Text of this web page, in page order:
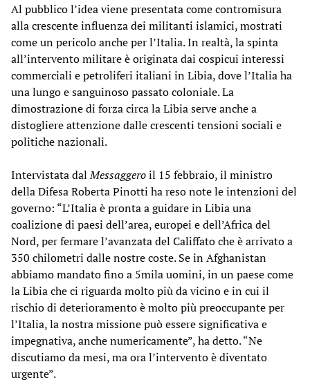
Al pubblico l’idea viene presentata come contromisura
alla crescente influenza dei militanti islamici, mostrati
come un pericolo anche per l’Italia. In realtà, la spinta
all’intervento militare è originata dai cospicui interessi
commerciali e petroliferi italiani in Libia, dove l’Italia ha
una lungo e sanguinoso passato coloniale. La
dimostrazione di forza circa la Libia serve anche a
distogliere attenzione dalle crescenti tensioni sociali e
politiche nazionali.
Intervistata dalMessaggeroil 15 febbraio, il ministro
della Difesa Roberta Pinotti ha reso note le intenzioni del
governo: “L’Italia è pronta a guidare in Libia una
coalizione di paesi dell’area, europei e dell’Africa del
Nord, per fermare l’avanzata del Califfato che è arrivato a
350 chilometri dalle nostre coste. Se in Afghanistan
abbiamo mandato fino a 5mila uomini, in un paese come
la Libia che ci riguarda molto più da vicino e in cui il
rischio di deterioramento è molto più preoccupante per
l’Italia, la nostra missione può essere significativa e
impegnativa, anche numericamente”, ha detto. “Ne
discutiamo da mesi, ma ora l’intervento è diventato
urgente”.